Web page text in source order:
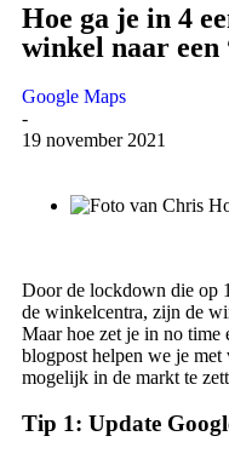
Hoe ga je in 4
winkel naar
Google Maps
-
19 november 2021
Door de lockdown die op
de winkelcentra, zijn de
Maar hoe zet je in no time
blogpost helpen we je
mogelijk in de markt te
Tip 1: Update